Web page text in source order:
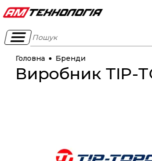
Пошук
Головна Бренди
Виробник TIP-